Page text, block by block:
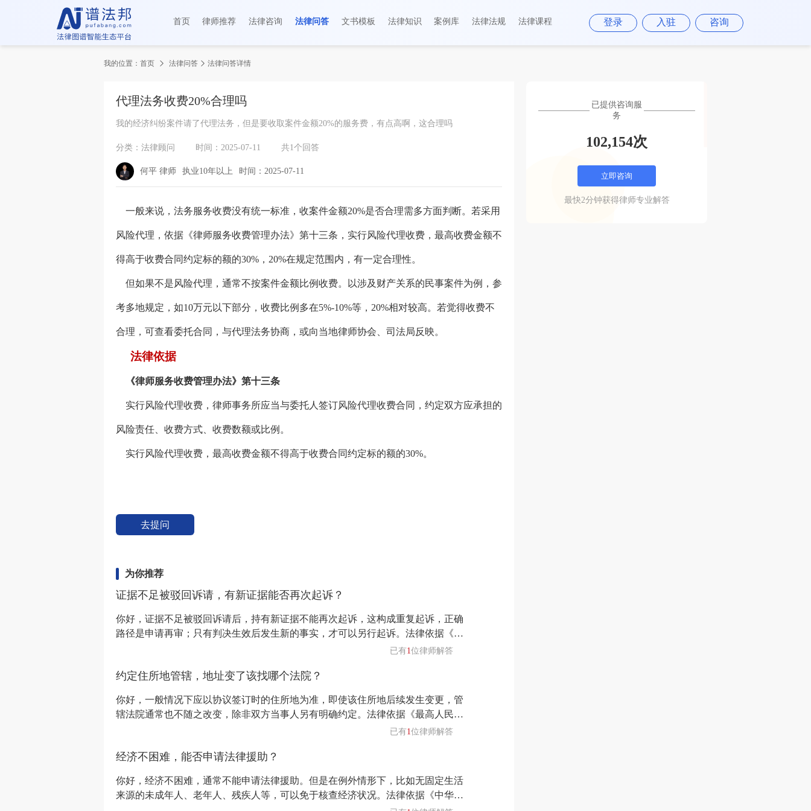
首页 律师推荐 法律咨询 法律问答 文书模板 法律知识 案例库 法律法规 法律课程 登录 入驻 咨询
我的位置： 首页 法律问答 法律问答详情
代理法务收费20%合理吗
我的经济纠纷案件请了代理法务，但是要收取案件金额20%的服务费，有点高啊，这合理吗
分类：法律顾问 时间：2025-07-11 共1个回答
何平 律师 执业10年以上 时间：2025-07-11
一般来说，法务服务收费没有统一标准，收案件金额20%是否合理需多方面判断。若采用
风险代理，依据《律师服务收费管理办法》第十三条，实行风险代理收费，最高收费金额不
得高于收费合同约定标的额的30%，20%在规定范围内，有一定合理性。
但如果不是风险代理，通常不按案件金额比例收费。以涉及财产关系的民事案件为例，参
考多地规定，如10万元以下部分，收费比例多在5%-10%等，20%相对较高。若觉得收费不
合理，可查看委托合同，与代理法务协商，或向当地律师协会、司法局反映。
法律依据
《律师服务收费管理办法》第十三条
实行风险代理收费，律师事务所应当与委托人签订风险代理收费合同，约定双方应承担的
风险责任、收费方式、收费数额或比例。
实行风险代理收费，最高收费金额不得高于收费合同约定标的额的30%。
去提问
为你推荐
证据不足被驳回诉请，有新证据能否再次起诉？
你好，证据不足被驳回诉请后，持有新证据不能再次起诉，这构成重复起诉，正确
路径是申请再审；只有判决生效后发生新的事实，才可以另行起诉。法律依据《中
华人民共和国民事诉讼法》第一百二十七条人民法院对下列起诉，分别情形，予以
政诉讼；（二）依照法律规定，双方当事人达成书面仲裁协议申请仲裁、不得向人
已有1位律师解答
约定住所地管辖，地址变了该找哪个法院？
你好，一般情况下应以协议签订时的住所地为准，即使该住所地后续发生变更，管
辖法院通常也不随之改变，除非双方当事人另有明确约定。法律依据《最高人民法
院关于适用《中华人民共和国民事诉讼法》的解释》第三十二条管辖协议约定由一
时的住所地人民法院管辖，但当事人另有约定的除外。
已有1位律师解答
经济不困难，能否申请法律援助？
你好，经济不困难，通常不能申请法律援助。但是在例外情形下，比如无固定生活
来源的未成年人、老年人、残疾人等，可以免于核查经济状况。法律依据《中华人
已提供咨询服
务
102,154次
立即咨询
最快2分钟获得律师专业解答